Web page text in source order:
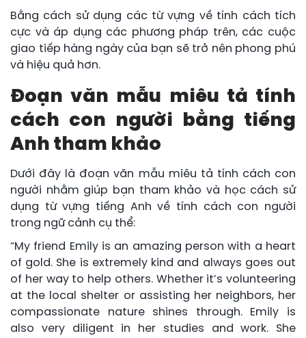
Bằng cách sử dụng các từ vựng về tính cách tích
cực và áp dụng các phương pháp trên, các cuộc
giao tiếp hàng ngày của bạn sẽ trở nên phong phú
và hiệu quả hơn.
Đoạn văn mẫu miêu tả tính
cách con người bằng tiếng
Anh tham khảo
Dưới đây là đoạn văn mẫu miêu tả tính cách con
người nhằm giúp bạn tham khảo và học cách sử
dụng từ vựng tiếng Anh về tính cách con người
trong ngữ cảnh cụ thể:
“My friend Emily is an amazing person with a heart
of gold. She is extremely kind and always goes out
of her way to help others. Whether it’s volunteering
at the local shelter or assisting her neighbors, her
compassionate nature shines through. Emily is
also very diligent in her studies and work. She